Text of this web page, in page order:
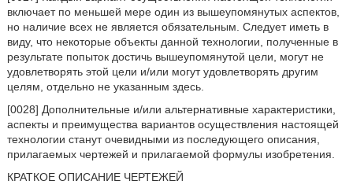
включает по меньшей мере один из вышеупомянутых аспектов,
но наличие всех не является обязательным. Следует иметь в
виду, что некоторые объекты данной технологии, полученные в
результате попыток достичь вышеупомянутой цели, могут не
удовлетворять этой цели и/или могут удовлетворять другим
целям, отдельно не указанным здесь.
[0028] Дополнительные и/или альтернативные характеристики,
аспекты и преимущества вариантов осуществления настоящей
технологии станут очевидными из последующего описания,
прилагаемых чертежей и прилагаемой формулы изобретения.
КРАТКОЕ ОПИСАНИЕ ЧЕРТЕЖЕЙ